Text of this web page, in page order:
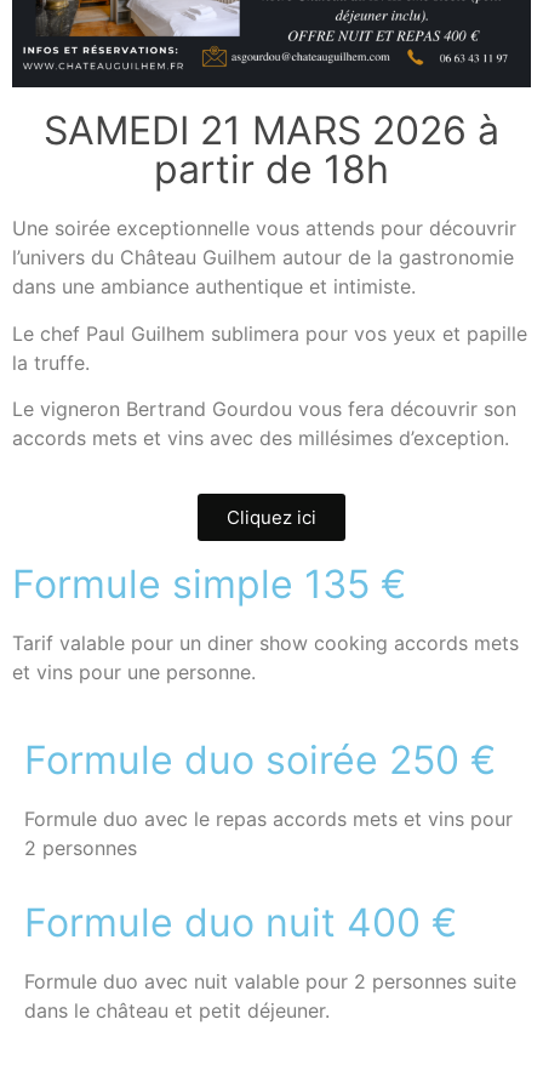
SAMEDI 21 MARS 2026 à
partir de 18h
Une soirée exceptionnelle vous attends pour découvrir
l’univers du Château Guilhem autour de la gastronomie
dans une ambiance authentique et intimiste.
Le chef Paul Guilhem sublimera pour vos yeux et papille
la truffe.
Le vigneron Bertrand Gourdou vous fera découvrir son
accords mets et vins avec des millésimes d’exception.
Cliquez ici
Formule simple 135 €
Tarif valable pour un diner show cooking accords mets
et vins pour une personne.
Formule duo soirée 250 €
Formule duo avec le repas accords mets et vins pour
2 personnes
Formule duo nuit 400 €
Formule duo avec nuit valable pour 2 personnes suite
dans le château et petit déjeuner.